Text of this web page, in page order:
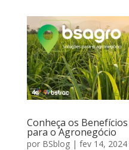
Conheça os
para o Agronegócio
por BSblog| fev 14, 2024